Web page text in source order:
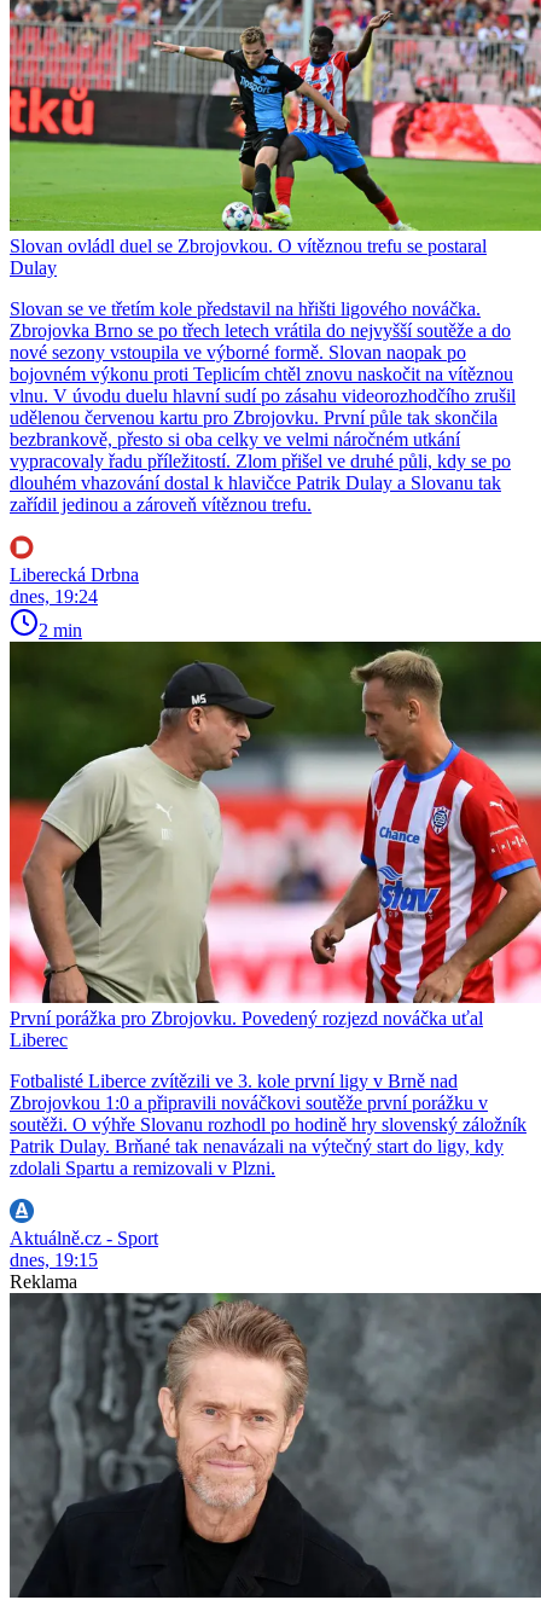
Slovan ovládl duel se Zbrojovkou. O vítěznou trefu se postaral
Dulay
Slovan se ve třetím kole představil na hřišti ligového nováčka.
Zbrojovka Brno se po třech letech vrátila do nejvyšší soutěže a do
nové sezony vstoupila ve výborné formě. Slovan naopak po
bojovném výkonu proti Teplicím chtěl znovu naskočit na vítěznou
vlnu. V úvodu duelu hlavní sudí po zásahu videorozhodčího zrušil
udělenou červenou kartu pro Zbrojovku. První půle tak skončila
bezbrankově, přesto si oba celky ve velmi náročném utkání
vypracovaly řadu příležitostí. Zlom přišel ve druhé půli, kdy se po
dlouhém vhazování dostal k hlavičce Patrik Dulay a Slovanu tak
zařídil jedinou a zároveň vítěznou trefu.
Liberecká Drbna
dnes, 19:24
2 min
První porážka pro Zbrojovku. Povedený rozjezd nováčka uťal
Liberec
Fotbalisté Liberce zvítězili ve 3. kole první ligy v Brně nad
Zbrojovkou 1:0 a připravili nováčkovi soutěže první porážku v
soutěži. O výhře Slovanu rozhodl po hodině hry slovenský záložník
Patrik Dulay. Brňané tak nenavázali na výtečný start do ligy, kdy
zdolali Spartu a remizovali v Plzni.
Aktuálně.cz - Sport
dnes, 19:15
Reklama